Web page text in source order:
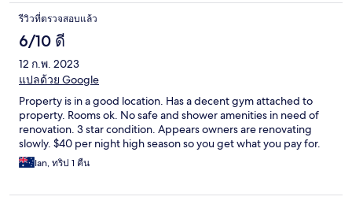
รีวิวที่ตรวจสอบแล้ว
6/10 ดี
12 ก.พ. 2023
แปลด้วย Google
Property is in a good location. Has a decent gym attached to
property. Rooms ok. No safe and shower amenities in need of
renovation. 3 star condition. Appears owners are renovating
slowly. $40 per night high season so you get what you pay for.
Ian, ทริป 1 คืน